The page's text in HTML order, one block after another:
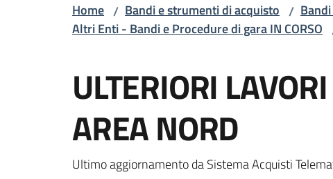
Home / Bandi e strumenti di acquisto /
Altri Enti - Bandi e Procedure di gara IN CORSO
ULTERIORI
AREA NORD
Ultimo aggiornamento da Sistema Acquisti